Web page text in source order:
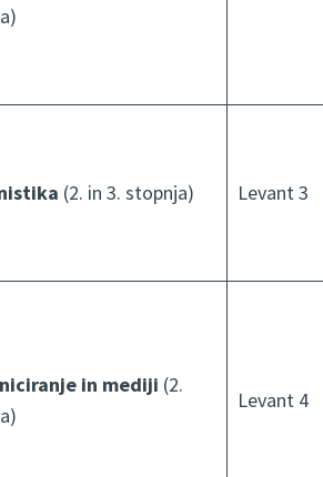
(2. in 3. stopnja) Levant 3
in mediji (2.
Levant 4